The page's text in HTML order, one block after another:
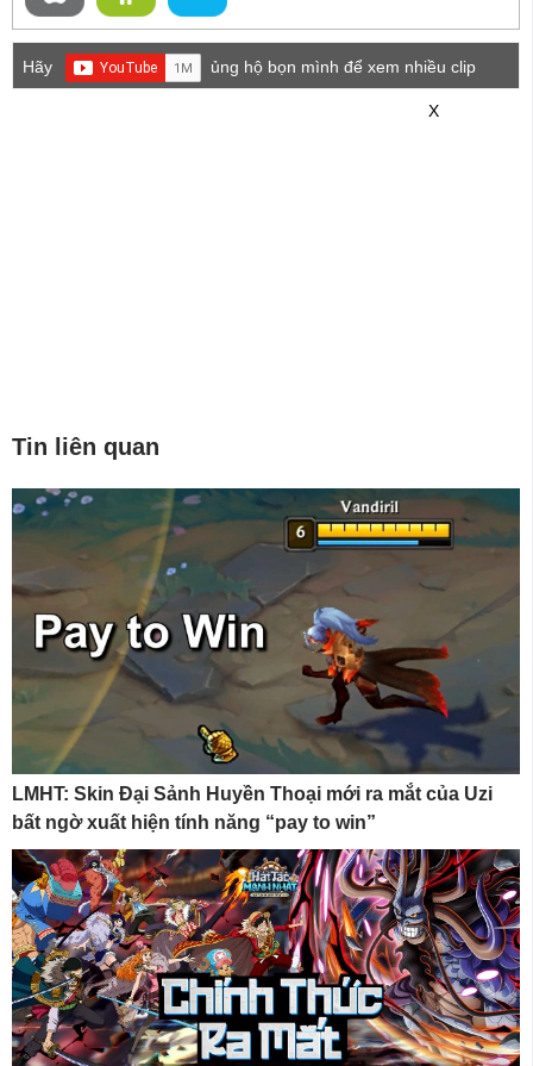
Hãy
ủng hộ bọn mình để xem nhiều clip
X
Tin liên quan
LMHT: Skin Đại Sảnh Huyền Thoại mới ra mắt của Uzi
bất ngờ xuất hiện tính năng “pay to win”